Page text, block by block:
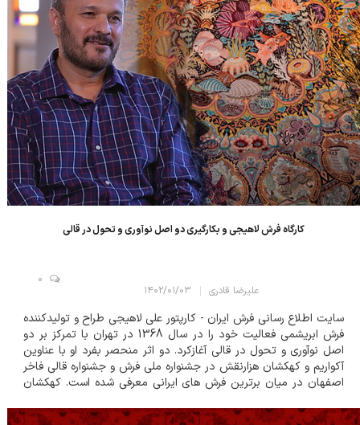
کارگاه فرش لاهیجی و بکارگیری دو اصل نوآوری و تحول در قالی
علیرضا قادری ۱۴۰۲/۰۱/۰۳
0
سایت اطلاع رسانی فرش ایران - کارپتور علی لاهیجی طراح و تولیدکننده
فرش ابریشمی فعالیت خود را در سال 1368 در تهران با تمرکز بر دو
اصل نوآوری و تحول در قالی آغازکرد. دو اثر منحصر بفرد او با عناوین
آکواریم و کهکشان هزارنقش در جشنواره ملی فرش و جشنواره قالی فاخر
اصفهان در میان برترین فرش های ایرانی معرفی شده است. کهکشان
در بلاکچین بو...